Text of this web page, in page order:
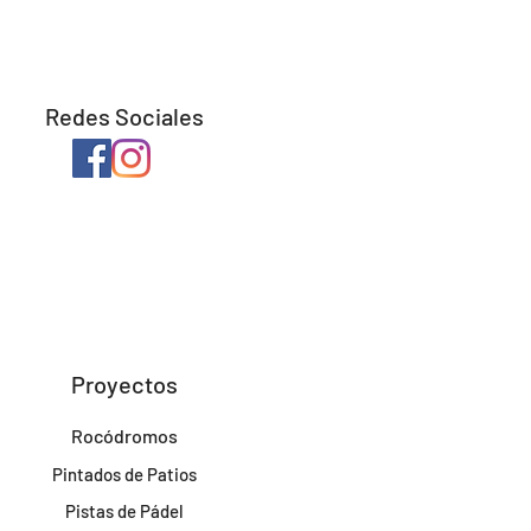
Redes Sociales
Proyectos
Rocódromos
Pintados de Patios
Pistas de Pádel